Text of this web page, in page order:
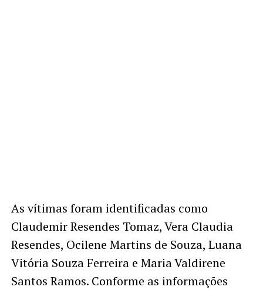
As vítimas foram identificadas como
Claudemir Resendes Tomaz, Vera Claudia
Resendes, Ocilene Martins de Souza, Luana
Vitória Souza Ferreira e Maria Valdirene
Santos Ramos. Conforme as informações